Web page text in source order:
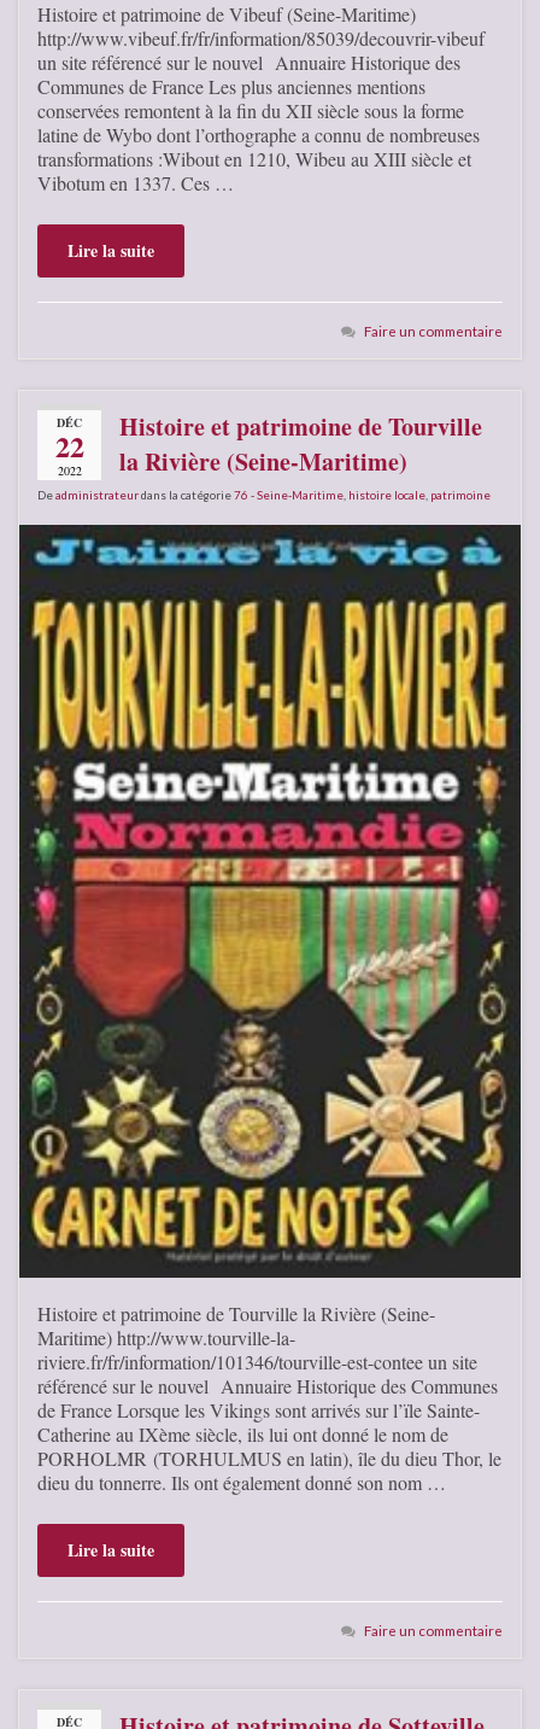
Histoire et patrimoine de Vibeuf (Seine-Maritime)
http://www.vibeuf.fr/fr/information/85039/decouvrir-vibeuf
un site référencé sur le nouvel Annuaire Historique des
Communes de France Les plus anciennes mentions
conservées remontent à la fin du XII siècle sous la forme
latine de Wybo dont l’orthographe a connu de nombreuses
transformations :Wibout en 1210, Wibeu au XIII siècle et
Vibotum en 1337. Ces …
Lire la suite
Faire un commentaire
DÉC
22
2022
Histoire et patrimoine de Tourville
la Rivière (Seine-Maritime)
Deadministrateurdans la catégorie76 - Seine-Maritime histoire locale patrimoine
Histoire et patrimoine de Tourville la Rivière (Seine-
Maritime) http://www.tourville-la-
riviere.fr/fr/information/101346/tourville-est-contee un site
référencé sur le nouvel Annuaire Historique des Communes
de France Lorsque les Vikings sont arrivés sur l’ïle Sainte-
Catherine au IXème siècle, ils lui ont donné le nom de
PORHOLMR (TORHULMUS en latin), île du dieu Thor, le
dieu du tonnerre. Ils ont également donné son nom …
Lire la suite
Faire un commentaire
DÉC